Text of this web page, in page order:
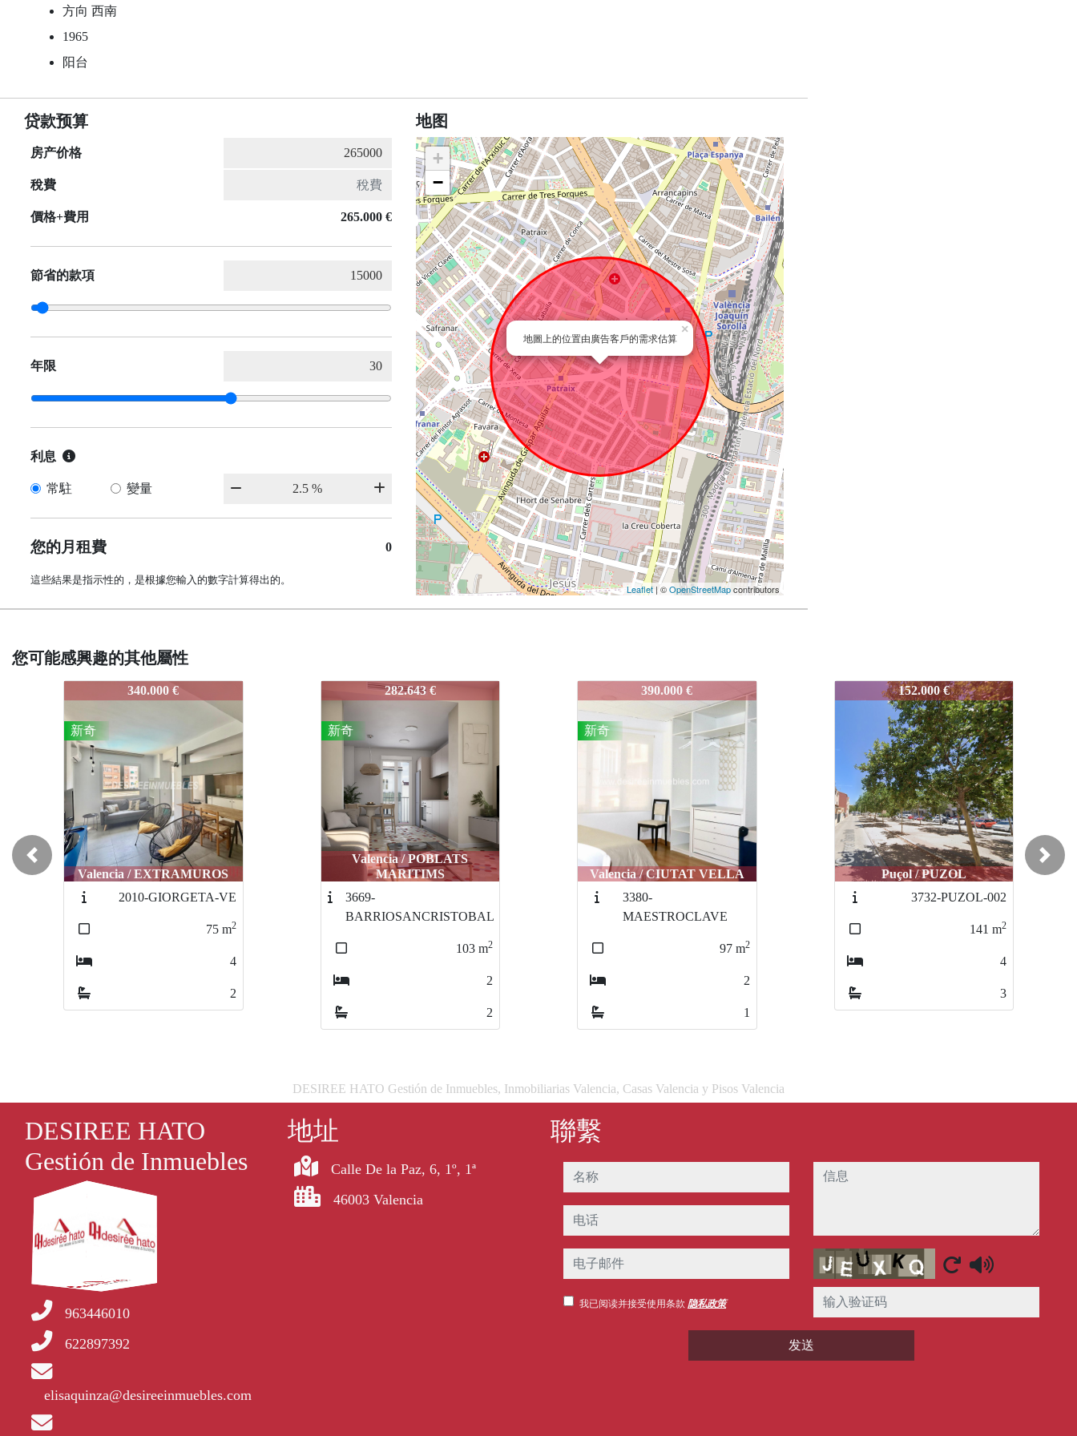
方向 西南
1965
阳台
贷款预算
房产价格
稅費
價格+費用 265.000 €
節省的款項
年限
利息
常駐 變量
您的月租費 0
這些結果是指示性的，是根據您輸入的數字計算得出的。
地图
地圖上的位置由廣告客戶的需求估算
×
+
−
Leaflet | ©OpenStreetMapcontributors
您可能感興趣的其他屬性
3867-VENEZUELA
282.643 €
Valencia / POBLATS
MARITIMS
新奇
2
3867-VENEZUELA
390.000 €
Valencia / CIUTAT VELLA
新奇
3380-
MAESTROCLAVE
97m2
2
1
3867-VENEZUELA
152.000 €
Puçol / PUZOL
3867-VENEZUELA
344.999 €
Valencia / POBLATS
MARITIMIS
2
Previous Next
DESIREE HATO Gestión de Inmuebles, Inmobiliarias Valencia, Casas Valencia y Pisos Valencia
DESIREE HATO
Gestión de Inmuebles
963446010
622897392
elisaquinza@desireeinmuebles.com
地址
Calle De la Paz, 6, 1º, 1ª
46003 Valencia
聯繫
名称
电话
电子邮件
我已阅读并接受使用条款 隐私政策
信息
Captcha
发送